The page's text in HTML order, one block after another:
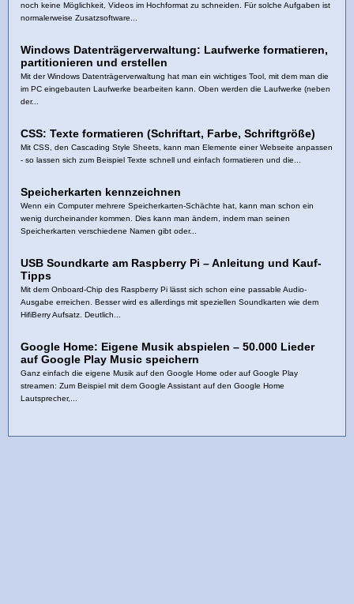
noch keine Möglichkeit, Videos im Hochformat zu schneiden. Für solche Aufgaben ist
normalerweise Zusatzsoftware...
Windows Datenträgerverwaltung: Laufwerke formatieren,
partitionieren und erstellen
Mit der Windows Datenträgerverwaltung hat man ein wichtiges Tool, mit dem man die
im PC eingebauten Laufwerke bearbeiten kann. Oben werden die Laufwerke (neben
der...
CSS: Texte formatieren (Schriftart, Farbe, Schriftgröße)
Mit CSS, den Cascading Style Sheets, kann man Elemente einer Webseite anpassen
- so lassen sich zum Beispiel Texte schnell und einfach formatieren und die...
Speicherkarten kennzeichnen
Wenn ein Computer mehrere Speicherkarten-Schächte hat, kann man schon ein
wenig durcheinander kommen. Dies kann man ändern, indem man seinen
Speicherkarten verschiedene Namen gibt oder...
USB Soundkarte am Raspberry Pi – Anleitung und Kauf-
Tipps
Mit dem Onboard-Chip des Raspberry Pi lässt sich schon eine passable Audio-
Ausgabe erreichen. Besser wird es allerdings mit speziellen Soundkarten wie dem
HifiBerry Aufsatz. Deutlich...
Google Home: Eigene Musik abspielen – 50.000 Lieder
auf Google Play Music speichern
Ganz einfach die eigene Musik auf den Google Home oder auf Google Play
streamen: Zum Beispiel mit dem Google Assistant auf den Google Home
Lautsprecher,...